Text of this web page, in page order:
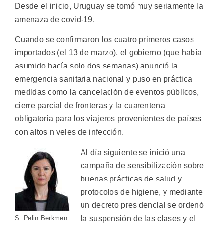
Desde el inicio, Uruguay se tomó muy seriamente la
amenaza de covid-19.
Cuando se confirmaron los cuatro primeros casos
importados (el 13 de marzo), el gobierno (que había
asumido hacía solo dos semanas) anunció la
emergencia sanitaria nacional y puso en práctica
medidas como la cancelación de eventos públicos,
cierre parcial de fronteras y la cuarentena
obligatoria para los viajeros provenientes de países
con altos niveles de infección.
S. Pelin Berkmen
Al día siguiente se inició una
campaña de sensibilización sobre
buenas prácticas de salud y
protocolos de higiene, y mediante
un decreto presidencial se ordenó
la suspensión de las clases y el